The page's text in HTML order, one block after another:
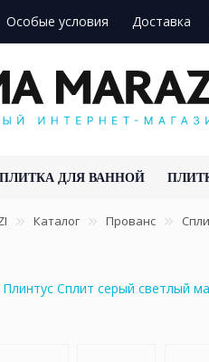
Особые условия Доставка
ПЛИТКА ДЛЯ ВАННОЙ
Каталог Прованс